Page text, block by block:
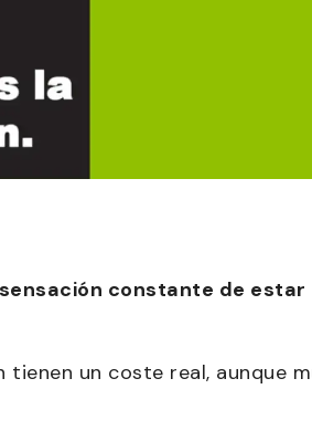
constante de estar
un coste real, aunque